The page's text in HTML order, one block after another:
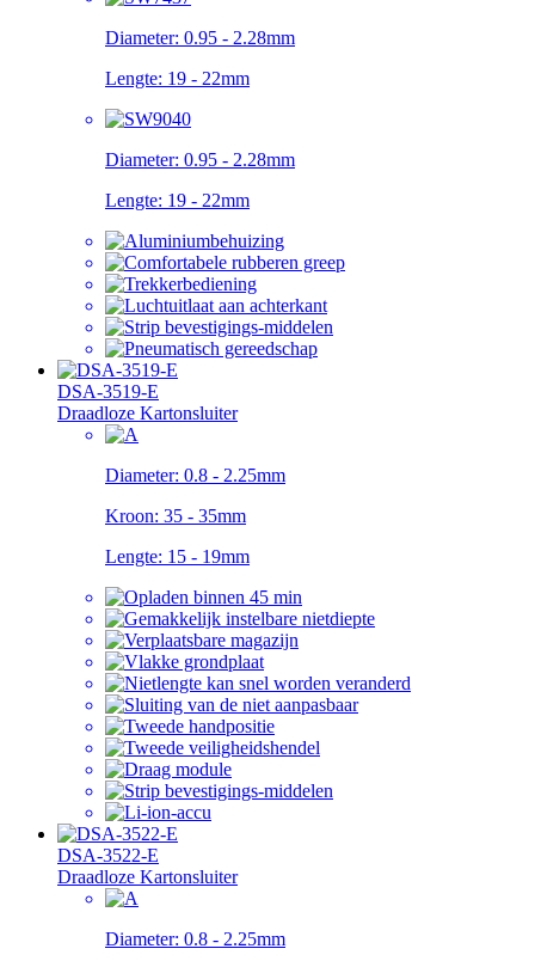
Diameter: 0.95 - 2.28mm
Lengte: 19 - 22mm
Diameter: 0.95 - 2.28mm
Lengte: 19 - 22mm
DSA-3519-E
Draadloze Kartonsluiter
Diameter: 0.8 - 2.25mm
Kroon: 35 - 35mm
Lengte: 15 - 19mm
DSA-3522-E
Draadloze Kartonsluiter
Diameter: 0.8 - 2.25mm